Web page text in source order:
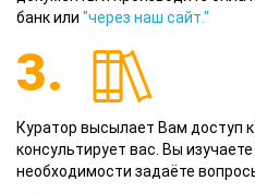
банк или "через наш сайт."
3.
Куратор высылает Вам доступ к
консультирует вас. Вы
необходимости задаёте